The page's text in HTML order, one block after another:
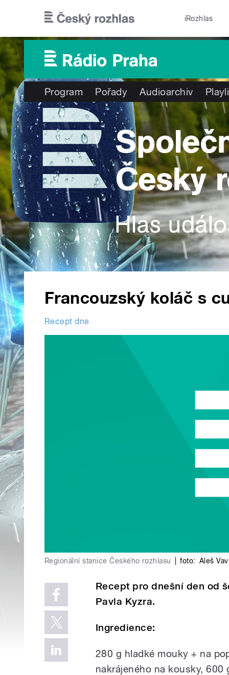
iRozhlas
Program Pořady Audioarchiv
Francouzský koláč s
Recept dne
Regionální stanice Českého rozhlasu foto: Aleš
Recept pro dnešní den od
Pavla Kyzra.
Ingredience:
280 g hladké mouky + na
nakrájeného na kousky, 600